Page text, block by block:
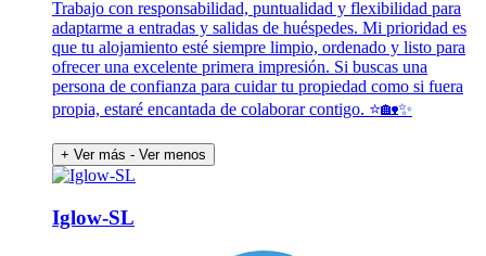
Trabajo con responsabilidad, puntualidad y flexibilidad para
adaptarme a entradas y salidas de huéspedes. Mi prioridad es
que tu alojamiento esté siempre limpio, ordenado y listo para
ofrecer una excelente primera impresión. Si buscas una
persona de confianza para cuidar tu propiedad como si fuera
propia, estaré encantada de colaborar contigo. ⭐️🏡✨
+ Ver más - Ver menos
Iglow-SL